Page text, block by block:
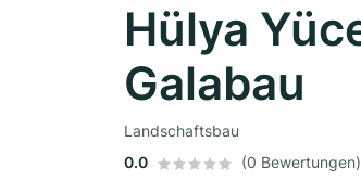
Hülya
Galabau
Landschaftsbau
0.0
(0 Bewertungen)